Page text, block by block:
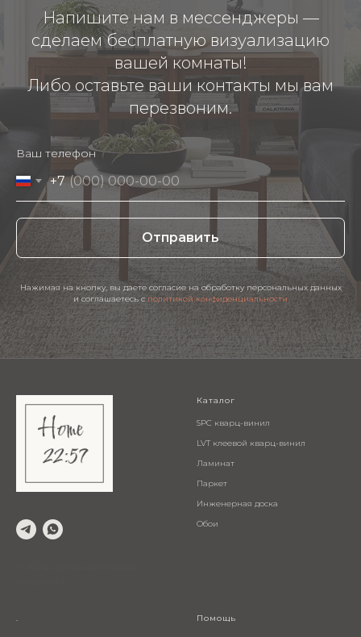
Напишите нам в мессенджеры —
сделаем бесплатную визуализацию
вашей комнаты!
Либо оставьте ваши контакты мы вам
перезвоним.
Ваш телефон
+7
Отправить
Нажимая на кнопку, вы даете согласие на обработку персональных данных
и соглашаетесь c политикой конфиденциальности
Каталог
SPC кварц-винил
LVT клеевой кварц-винил
Ламинат
Паркет
Инженерная доска
Обои
. Помощь